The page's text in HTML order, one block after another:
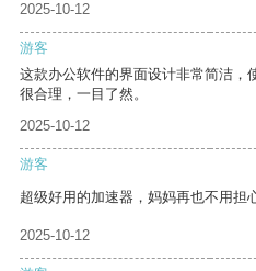
2025-10-12
游客
这款办公软件的界面设计非常简洁，
很合理，一目了然。
2025-10-12
游客
超级好用的加速器，妈妈再也不用担
2025-10-12